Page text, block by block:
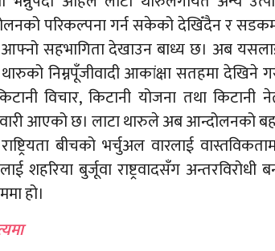
परिकल्पना गर्न सकेको देखिँदैन र
सहभागिता देखाउन बाध्य छ। अब
थारुको निम्नपूँजीवादी आकांक्षा सतहमा
विचार, किटानी योजना तथा
आएको छ। लाटा थारुले अब आन्दोलनको
बीचको भर्चुअल वारलाई
शहरिया बुर्जूवा राष्ट्रवादसँग
हो।